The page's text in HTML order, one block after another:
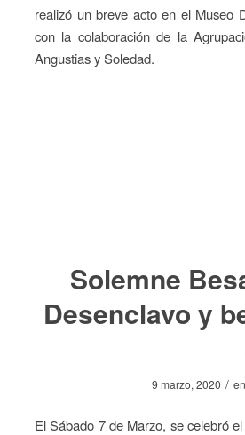
realizó un breve acto en el Museo
con la colaboración de la
Angustias y Soledad.
Solemne
Desenclavo y
9 marzo, 2020 / en
El Sábado 7 de Marzo, se celebró